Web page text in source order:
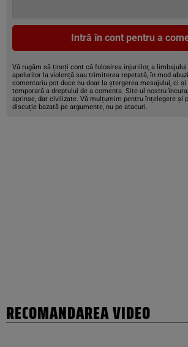
Intră în cont pentru a
Vă rugăm să țineți cont că folosirea injuriilor, a
apelurilor la violență sau trimiterea repetată, în mod
comentariu pot duce nu doar la ștergerea mesajului, ci și
temporară a dreptului de a comenta. Site-ul nostru
aprinse, dar civilizate. Vă mulțumim pentru înțelegere și
discuție bazată pe argumente, nu pe atacuri.
RECOMANDAREA VIDEO